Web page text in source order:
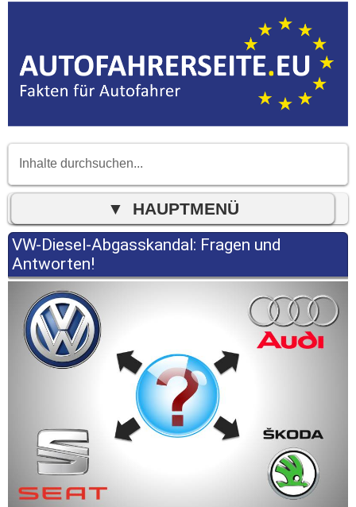
VW-Diesel-Abgasskandal: Fragen und
Antworten!